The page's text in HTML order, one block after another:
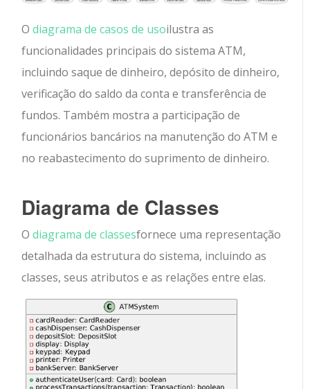
Odiagrama de casos de usoilustra as
funcionalidades principais do sistema ATM,
incluindo saque de dinheiro, depósito de dinheiro,
verificação do saldo da conta e transferência de
fundos. Também mostra a participação de
funcionários bancários na manutenção do ATM e
no reabastecimento do suprimento de dinheiro.
Diagrama de Classes
O diagrama de classesfornece uma representação
detalhada da estrutura do sistema, incluindo as
classes, seus atributos e as relações entre elas.